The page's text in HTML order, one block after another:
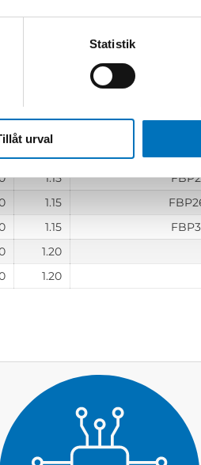
Statistik
urval
1.15
1.15
1.15
1.20
1.20